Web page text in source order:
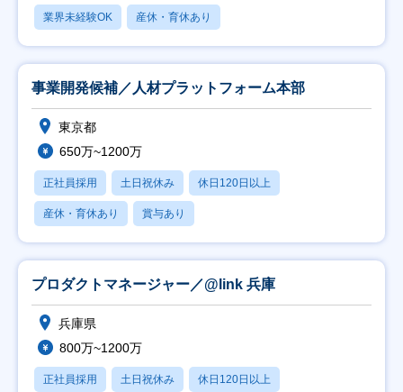
業界未経験OK 産休・育休あり
事業開発候補／人材プラットフォーム本部
東京都
650万~1200万
正社員採用 土日祝休み 休日120日以上
産休・育休あり 賞与あり
プロダクトマネージャー／@link 兵庫
兵庫県
800万~1200万
正社員採用 土日祝休み 休日120日以上